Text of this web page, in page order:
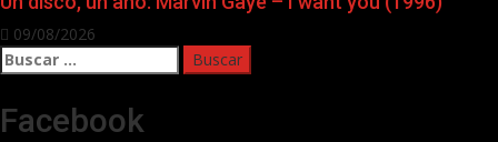
09/08/2026
Buscar:
Facebook